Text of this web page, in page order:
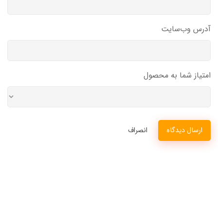
آدرس وب‌سایت
امتیاز شما به محصول
ارسال دیدگاه انصراف